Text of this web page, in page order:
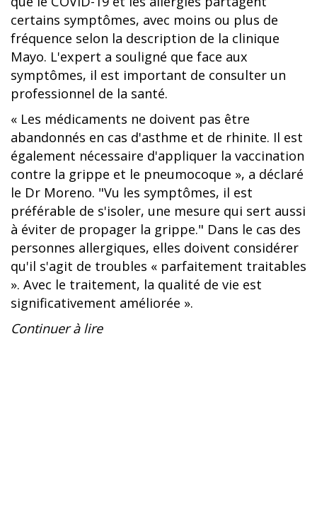
certains symptômes, avec moins ou plus de
fréquence selon la description de la clinique
Mayo. L'expert a souligné que face aux
symptômes, il est important de consulter un
professionnel de la santé.
« Les médicaments ne doivent pas être
abandonnés en cas d'asthme et de rhinite. Il est
également nécessaire d'appliquer la vaccination
contre la grippe et le pneumocoque », a déclaré
le Dr Moreno. "Vu les symptômes, il est
préférable de s'isoler, une mesure qui sert aussi
à éviter de propager la grippe." Dans le cas des
personnes allergiques, elles doivent considérer
qu'il s'agit de troubles « parfaitement traitables
». Avec le traitement, la qualité de vie est
significativement améliorée ».
Continuer à lire